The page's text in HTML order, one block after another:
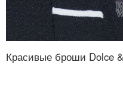
Красивые броши Dolce